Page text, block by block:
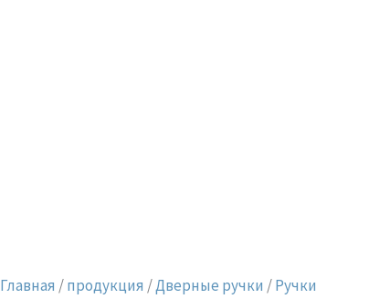
Главная /продукция /Дверные ручки /Ручки